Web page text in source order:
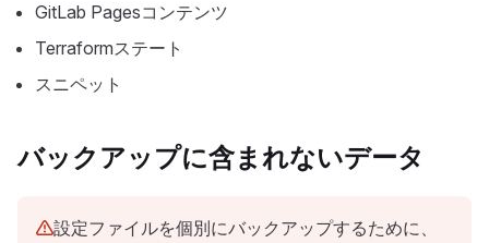
GitLab Pagesコンテンツ
Terraformステート
スニペット
バックアップに含まれないデータ
設定ファイルを個別にバックアップするために、